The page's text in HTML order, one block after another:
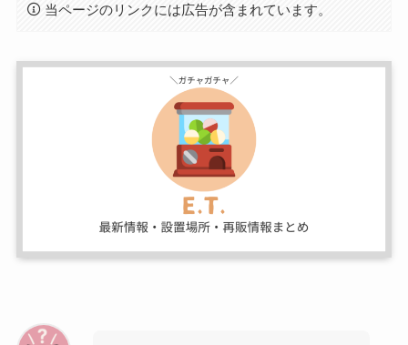
当ページのリンクには広告が含まれています。